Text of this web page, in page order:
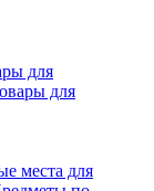
для
для
места для